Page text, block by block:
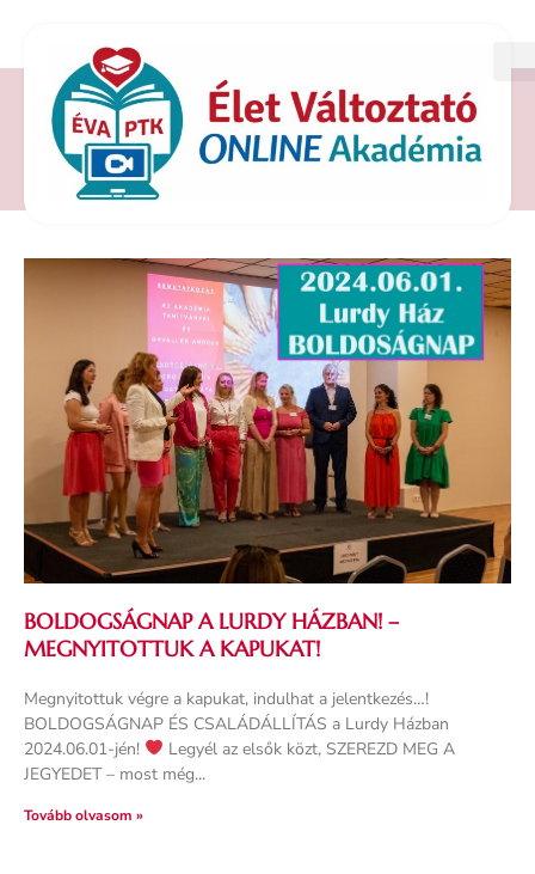
CÍMKE: BOLDOGSÁG
BOLDOGSÁGNAP A LURDY HÁZBAN! –
MEGNYITOTTUK A KAPUKAT!
Megnyitottuk végre a kapukat, indulhat a jelentkezés…!
BOLDOGSÁGNAP ÉS CSALÁDÁLLÍTÁS a Lurdy Házban
2024.06.01-jén!
Legyél az elsők közt, SZEREZD MEG A
JEGYEDET – most még
Tovább olvasom »